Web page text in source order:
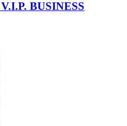
BUSINESS